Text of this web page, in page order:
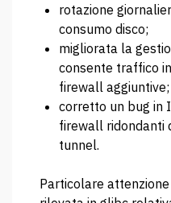
rotazione
consumo disco;
migliorata la
consente traffico
firewall aggiuntive;
corretto un bug in
firewall ridondanti
tunnel.
Particolare